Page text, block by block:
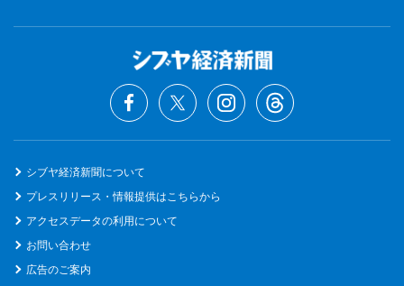
シブヤ経済新聞について
プレスリリース・情報提供はこちらから
アクセスデータの利用について
お問い合わせ
広告のご案内